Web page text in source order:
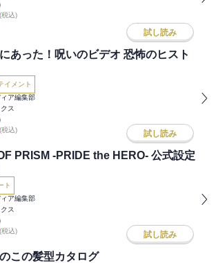
(税込)
試し読み
あった！呪いのビデオ 恐怖のヒスト
イメント
ア編集部
ス
(税込) 試し読み
PRISM -PRIDE the HERO- 公式設定
ト
ア編集部
ス
(税込) 試し読み
この髪型カタログ